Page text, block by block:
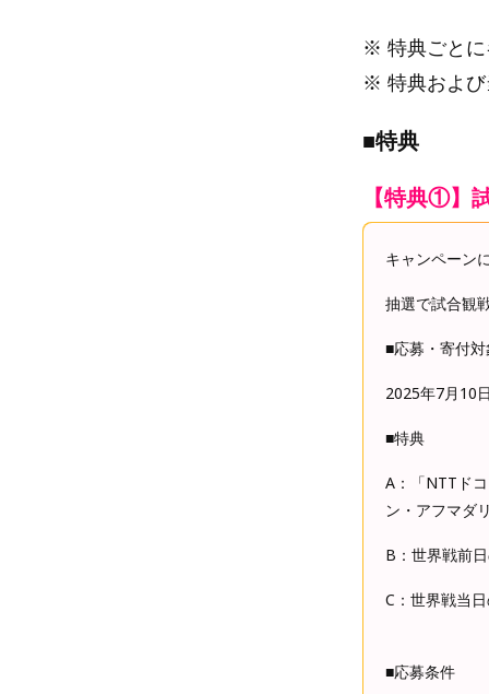
※ 特典ごとに
※ 特典および
■特典
【特典①】
キャンペーン
抽選で試合観
■応募・寄付
2025年7月10
■特典
A：「NTTド
ン・アフマダ
B：世界戦前
C：世界戦当
■応募条件